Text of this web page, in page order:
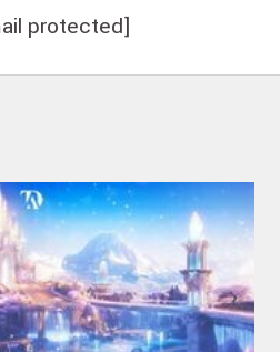
protected]